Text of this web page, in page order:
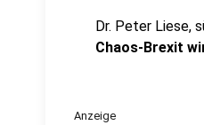
Dr. Peter Liese,
Chaos-Brexit
Anzeige